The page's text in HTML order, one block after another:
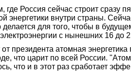
где Россия сейчас строит сразу
энергетики внутри страны.
для того, чтобы в
с нынешних 16 до
президента атомная
что царит по всей России.
что и в этот раз сработает